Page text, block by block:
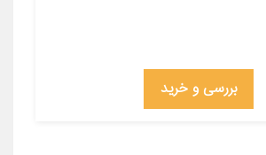
بررسی و خرید